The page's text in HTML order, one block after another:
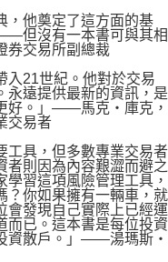
他奠定了這方面的基
但沒有一本書可與其相
交易所副總裁
21世紀。他對於交易
永遠提供最新的資訊，是
好。」——馬克‧庫克，
交易者
具，但多數專業交易者
者則因為內容艱澀而避之
習這項風險管理工具，
？你如果擁有一輛車，就
會發現自己實際上已經運
而已。這本書是每位投資
資散戶。」——湯瑪斯‧